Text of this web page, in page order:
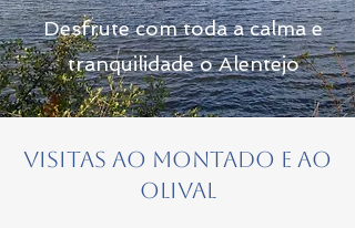
Desfrute com toda a calma e
tranquilidade o Alentejo
Visitas ao Montado e ao
Olival